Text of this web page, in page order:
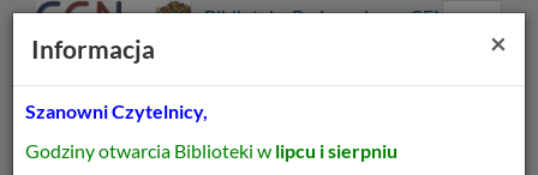
główne
główna
Prolib
główna
Biblioteka Pedagogiczna CEN
Menu
×
Informacja
Szanowni Czytelnicy,
Godziny otwarcia Biblioteki w lipcu i sierpniu